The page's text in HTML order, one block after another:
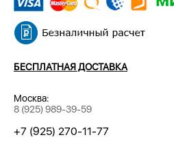
БЕСПЛАТНАЯ ДОСТАВКА
Москва:
8 (925) 989-39-59
+7 (925) 270-11-77